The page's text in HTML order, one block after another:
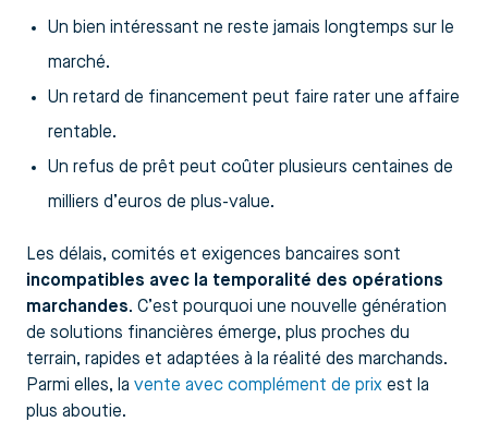
Un bien intéressant ne reste jamais longtemps sur le
marché.
Un retard de financement peut faire rater une affaire
rentable.
Un refus de prêt peut coûter plusieurs centaines de
milliers d’euros de plus-value.
Les délais, comités et exigences bancaires sont
incompatibles avec la temporalité des opérations
marchandes. C’est pourquoi une nouvelle génération
de solutions financières émerge, plus proches du
terrain, rapides et adaptées à la réalité des marchands.
Parmi elles, la vente avec complément de prix est la
plus aboutie.